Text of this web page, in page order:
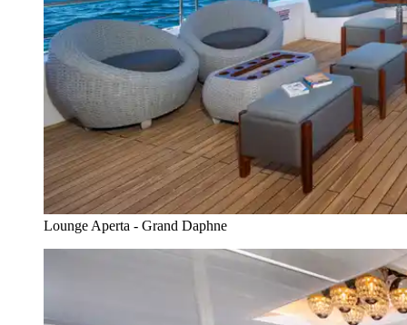
Lounge Aperta - Grand Daphne